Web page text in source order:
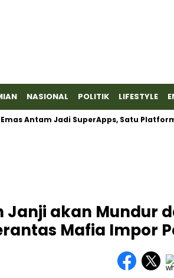
NASIONAL POLITIK LIFESTYLE
Jadi SuperApps, Satu Platform
Janji akan Mundur
Mafia Impor